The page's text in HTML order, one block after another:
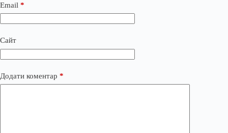
Email *
Сайт
Додати коментар *